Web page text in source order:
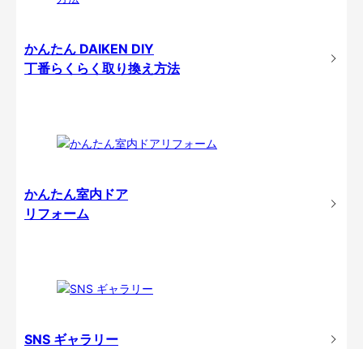
かんたん DAIKEN DIY
丁番らくらく取り換え方法
かんたん室内ドア
リフォーム
SNS ギャラリー